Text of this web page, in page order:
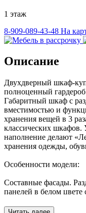
1 этаж
8-909-089-43-48 На
Описание
Двухдверный шкаф-
полноценный
Габаритный шкаф с
вместимостью и
хранения вещей в 3
классических шкафов.
наполнение делают
хранения одежды,
Особенности модели:
Составные фасады.
панелей в белом